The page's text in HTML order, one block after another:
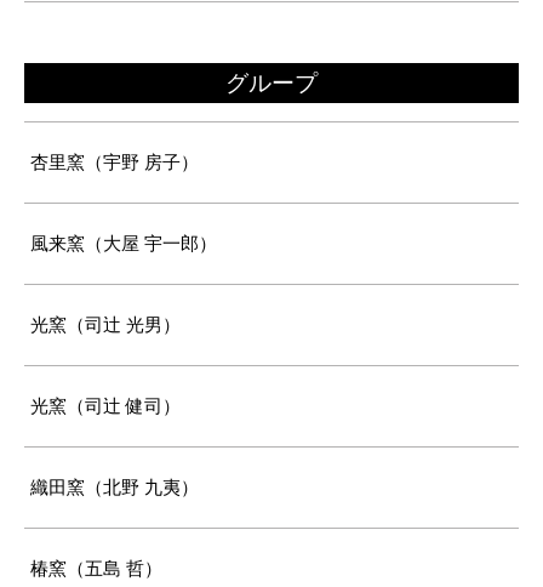
グループ
杏里窯（宇野 房子）
風来窯（大屋 宇一郎）
光窯（司辻 光男）
光窯（司辻 健司）
織田窯（北野 九夷）
椿窯（五島 哲）